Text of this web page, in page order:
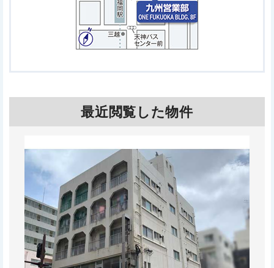
最近閲覧した物件